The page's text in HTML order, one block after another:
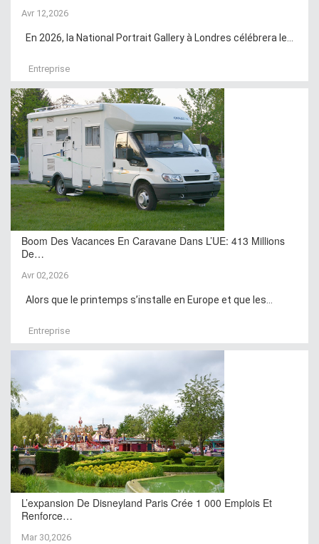
Avr 12,2026
En 2026, la National Portrait Gallery à Londres célébrera le...
Entreprise
Boom Des Vacances En Caravane Dans L’UE: 413 Millions
De…
Avr 02,2026
Alors que le printemps s’installe en Europe et que les...
Entreprise
L’expansion De Disneyland Paris Crée 1 000 Emplois Et
Renforce…
Mar 30,2026